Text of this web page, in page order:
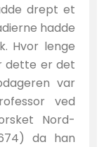
drept et
hadde
Hvor lenge
dette er det
var
ved
Nord-
da han